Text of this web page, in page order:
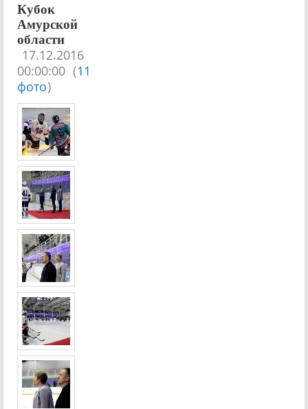
Кубок
Амурской
области
17.12.2016
00:00:00 (11
фото)